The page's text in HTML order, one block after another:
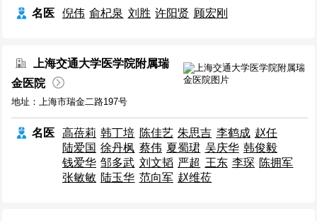
名医 倪伟 俞杞泉 刘胜 许阳贤 顾宏刚
上海交通大学医学院附属瑞
金医院
地址：上海市瑞金二路197号
名医 高蓓莉 韩丁培 陈佳艺 朱思吉 李鹤成 赵任
陆爱国 徐丹枫 蔡伟 夏蜀珺 吴庆华 韩俊毅
钱爱华 邹多武 刘文韬 严超 王东 李琛 陈拥军
张敏敏 陆玉华 范向军 赵维莅